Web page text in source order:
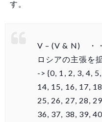
す。
V – (V & N) ・
ロシアの主張を
-> {0, 1, 2, 3, 4,
14, 15, 16, 17,
25, 26, 27, 28,
36, 37, 38, 39,